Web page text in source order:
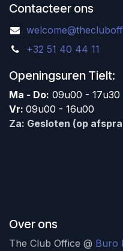
Contacteer ons
+32 51 40 44 11
Openingsuren Tielt:
Ma - Do: 09u00 - 17u30
Vr: 09u00 - 16u00
Za: Gesloten (op
Over ons
The Club Office @ Buro